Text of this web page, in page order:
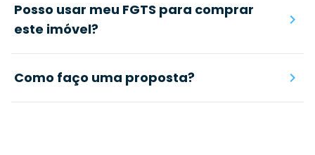
Posso usar meu FGTS para comprar
este imóvel?
Como faço uma proposta?